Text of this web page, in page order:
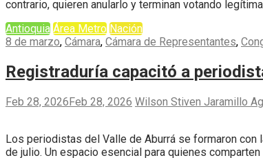
contrario, quieren anularlo y terminan votando
Antioquia Área Metro Nación
8 de marzo, Cámara, Cámara de Representantes,
Registraduría capacitó a
Feb 28, 2026Feb 28, 2026 Wilson Stiven Jaramillo
Los periodistas del Valle de Aburrá se formaron
de julio. Un espacio esencial para quienes